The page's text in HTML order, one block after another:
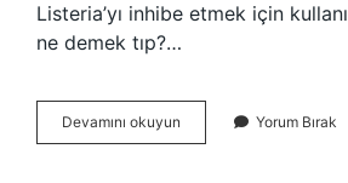
Listeria’yı inhibe etmek için
ne demek tıp?…
Devamını okuyun Bakteriyosin
Etki
Yorum Bırak